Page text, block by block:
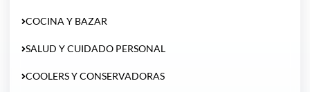
COCINA Y BAZAR
SALUD Y CUIDADO PERSONAL
COOLERS Y CONSERVADORAS